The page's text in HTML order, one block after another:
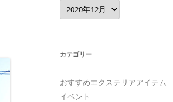
ア
ー
カ
カテゴリー
おすすめエクステリアアイテム
イベント